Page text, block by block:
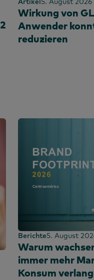
(CN)
(EN)
Wirkung von
Anwender
reduzieren
Berichte5. August
Warum
immer mehr
Konsum